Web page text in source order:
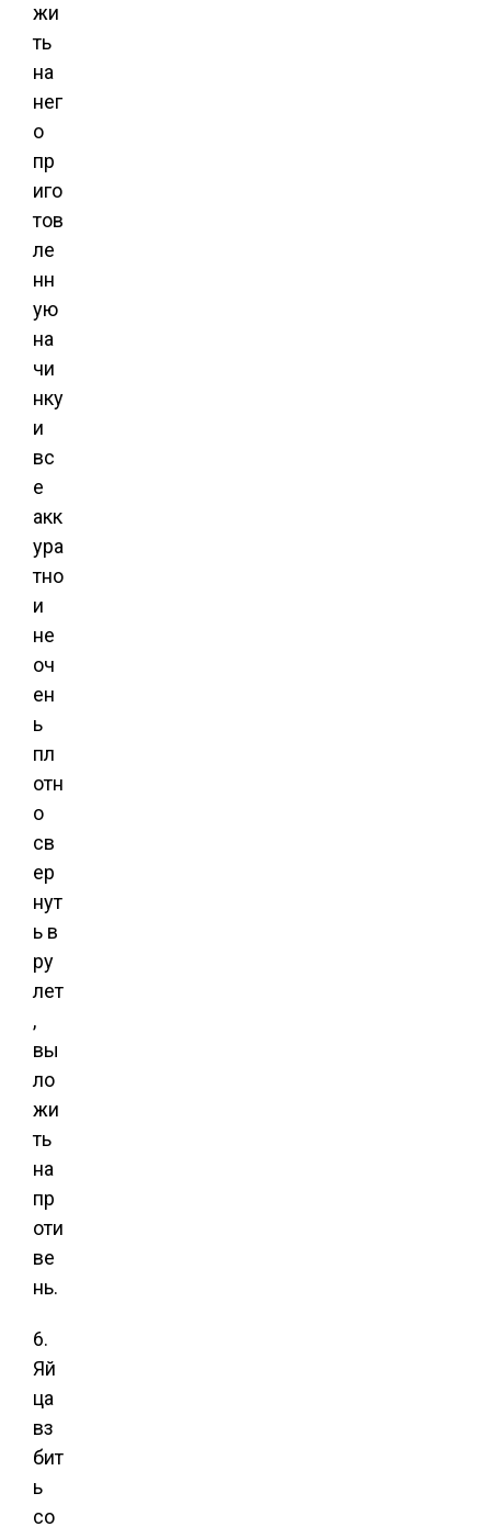
жи
ть
на
нег
о
пр
иго
тов
ле
нн
ую
на
чи
нку
и
вс
е
акк
ура
тно
и
не
оч
ен
ь
пл
отн
о
св
ер
нут
ь в
ру
лет
,
вы
ло
жи
ть
на
пр
оти
ве
нь.
6.
Яй
ца
вз
бит
ь
со